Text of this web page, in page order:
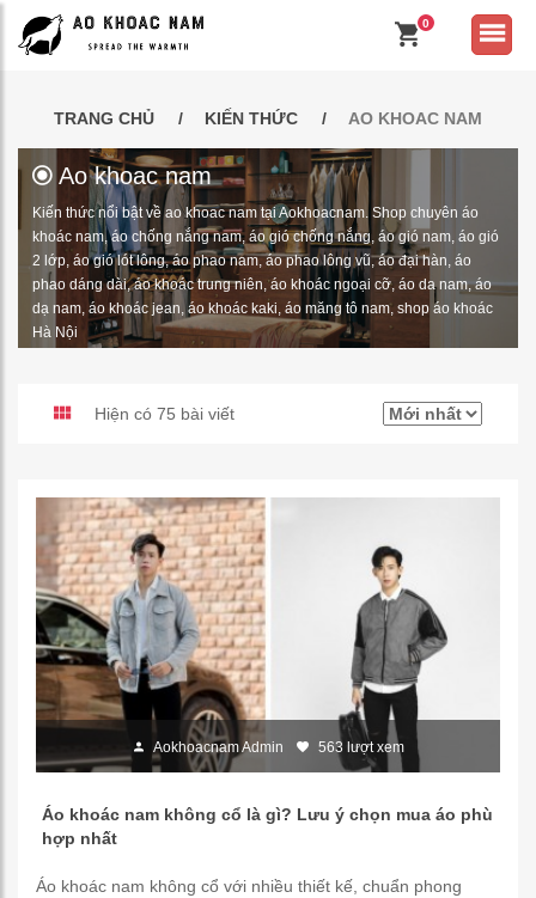
0
TRANG CHỦ KIẾN THỨC AO KHOAC NAM
Ao khoac nam
Kiến thức nổi bật về ao khoac nam tại Aokhoacnam. Shop chuyên áo
khoác nam, áo chống nắng nam, áo gió chống nắng, áo gió nam, áo gió
2 lớp, áo gió lót lông, áo phao nam, áo phao lông vũ, áo đại hàn, áo
phao dáng dài, áo khoác trung niên, áo khoác ngoại cỡ, áo da nam, áo
dạ nam, áo khoác jean, áo khoác kaki, áo măng tô nam, shop áo khoác
Hà Nội
Hiện có 75 bài viết
Aokhoacnam Admin 563 lượt xem
Áo khoác nam không cổ là gì? Lưu ý chọn mua áo phù
hợp nhất
Áo khoác nam không cổ với nhiều thiết kế, chuẩn phong